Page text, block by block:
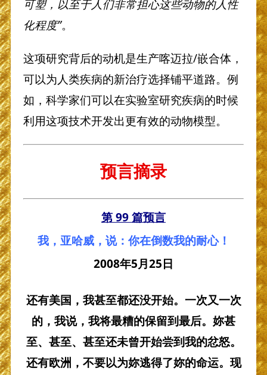
可塑，以至于人们非常担心这些动物的人性
化程度”。
这项研究背后的动机是生产喀迈拉/嵌合体，
可以为人类疾病的新治疗选择铺平道路。例
如，科学家们可以在实验室研究疾病的时候
利用这项技术开发出更有效的动物模型。
预言摘录
第 99 篇预言
我，亚哈威，说：你在倒数我的耐心！
2008年5月25日
还有美国，我甚至都还没开始。一次又一次
的，我说，我将最糟的保留到最后。妳甚
至、甚至、甚至还未曾开始尝到我的忿怒。
还有欧洲，不要以为妳逃得了妳的命运。现